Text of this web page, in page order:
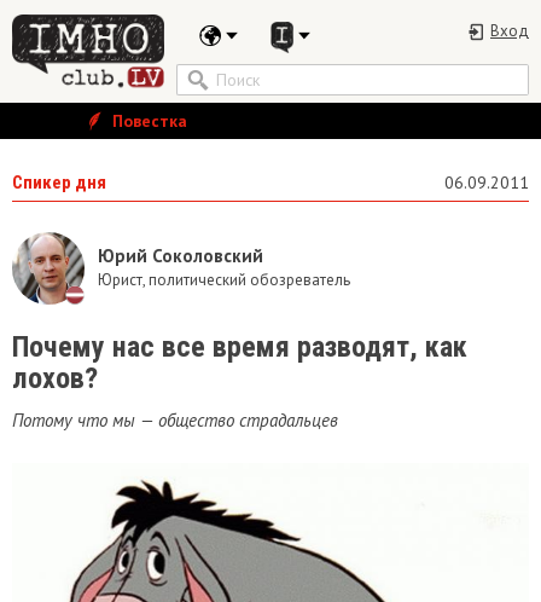
Вход
Повестка
Спикер дня 06.09.2011
Юрий Соколовский
Юрист, политический обозреватель
Почему нас все время разводят, как
лохов?
Потому что мы — общество страдальцев